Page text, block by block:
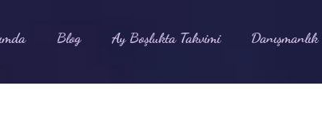
Blog Ay Boşlukta Takvimi Danışmanlık